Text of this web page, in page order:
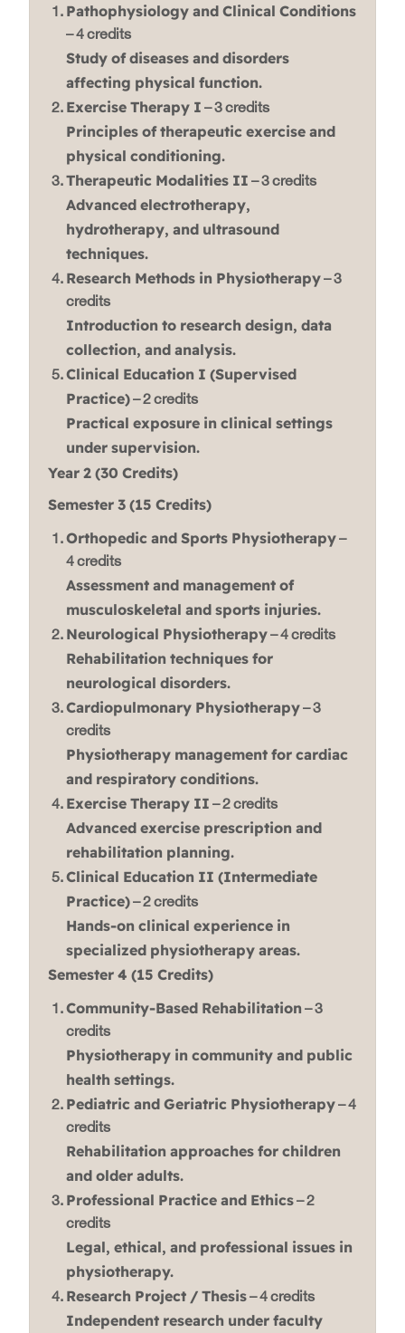
Pathophysiology and Clinical Conditions
– 4 credits
Study of diseases and disorders
affecting physical function.
Exercise Therapy I – 3 credits
Principles of therapeutic exercise and
physical conditioning.
Therapeutic Modalities II – 3 credits
Advanced electrotherapy,
hydrotherapy, and ultrasound
techniques.
Research Methods in Physiotherapy– 3
credits
Introduction to research design, data
collection, and analysis.
Clinical Education I (Supervised
Practice)– 2 credits
Practical exposure in clinical settings
under supervision.
Year 2 (30 Credits)
Semester 3 (15 Credits)
Orthopedic and Sports Physiotherapy–
4 credits
Assessment and management of
musculoskeletal and sports injuries.
Neurological Physiotherapy– 4 credits
Rehabilitation techniques for
neurological disorders.
Cardiopulmonary Physiotherapy– 3
credits
Physiotherapy management for cardiac
and respiratory conditions.
Exercise Therapy II – 2 credits
Advanced exercise prescription and
rehabilitation planning.
Clinical Education II (Intermediate
Practice)– 2 credits
Hands-on clinical experience in
specialized physiotherapy areas.
Semester 4 (15 Credits)
Community-Based Rehabilitation – 3
credits
Physiotherapy in community and public
health settings.
Pediatric and Geriatric Physiotherapy– 4
credits
Rehabilitation approaches for children
and older adults.
Professional Practice and Ethics– 2
credits
Legal, ethical, and professional issues in
physiotherapy.
Research Project / Thesis– 4 credits
Independent research under faculty